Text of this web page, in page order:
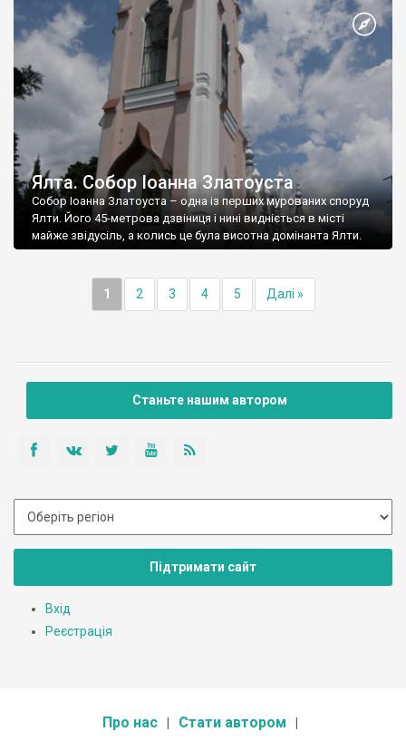
Ялта. Собор Іоанна Златоуста
Собор Іоанна Златоуста – одна із перших мурованих споруд
Ялти. Його 45-метрова дзвіниця і нині видніється в місті
майже звідусіль, а колись це була висотна домінанта Ялти.
1 2 3 4 5 Далі »
Станьте нашим автором
Підтримати сайт
Вхід
Реєстрація
Про нас Стати автором